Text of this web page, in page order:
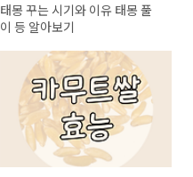
태몽 꾸는 시기와 이유 태몽 풀
이 등 알아보기